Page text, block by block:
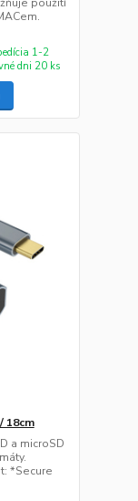
1-2
dni 20 ks
18cm
a microSD
*Secure